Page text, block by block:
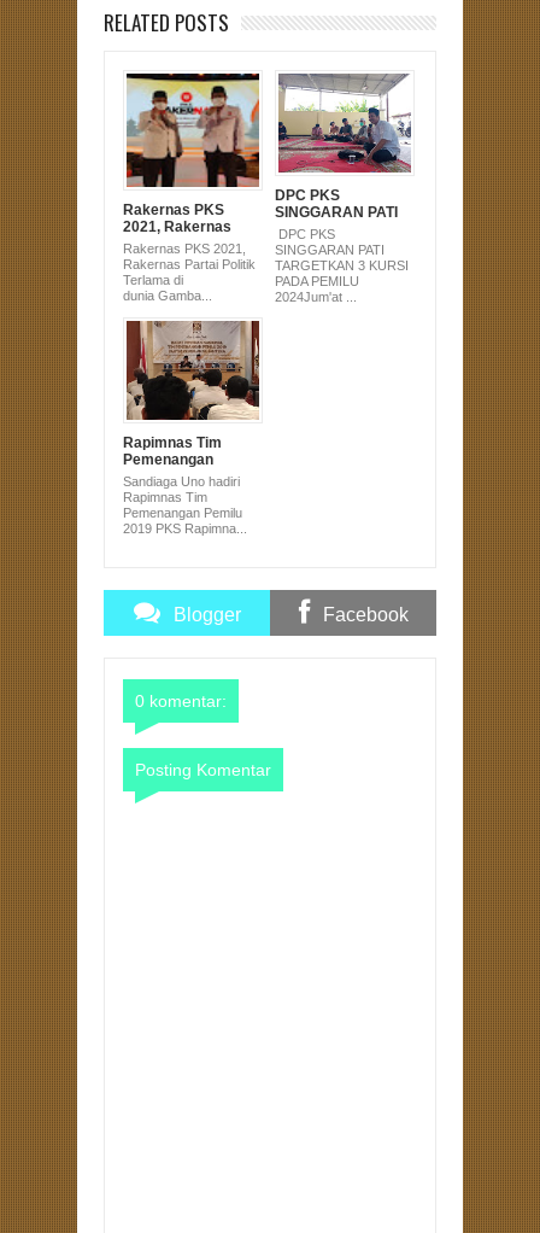
RELATED POSTS
Rakernas PKS
2021, Rakernas
Partai Politik
Terlama di dunia
Rakernas PKS 2021,
Rakernas Partai Politik
Terlama di
dunia Gamba...
DPC PKS
SINGGARAN PATI
TARGETKAN 3
KURSI PADA
PEMILU 2024
DPC PKS
SINGGARAN PATI
TARGETKAN 3 KURSI
PADA PEMILU
2024Jum'at ...
Rapimnas Tim
Pemenangan
Pemilu 2019 PKS
Sandiaga Uno hadiri
Rapimnas Tim
Pemenangan Pemilu
2019 PKS Rapimna...
Blogger Facebook
0 komentar:
Posting Komentar